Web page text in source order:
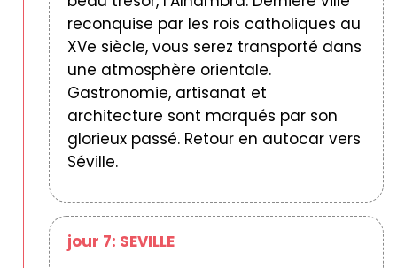
reconquise par les rois catholiques au
XVe siècle, vous serez transporté dans
une atmosphère orientale.
Gastronomie, artisanat et
architecture sont marqués par son
glorieux passé. Retour en autocar vers
Séville.
jour 7: SEVILLE